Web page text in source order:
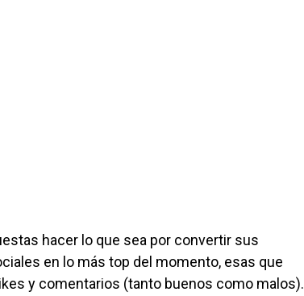
hacer lo que sea por convertir sus
en lo más top del momento, esas que
y comentarios (tanto buenos como malos).